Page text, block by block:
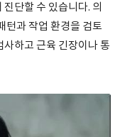
단할 수 있습니다. 의
턴과 작업 환경을 검토
하고 근육 긴장이나 통